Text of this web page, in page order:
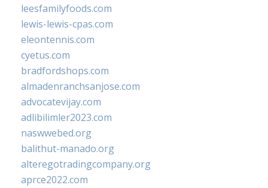
leesfamilyfoods.com
lewis-lewis-cpas.com
eleontennis.com
cyetus.com
bradfordshops.com
almadenranchsanjose.com
advocatevijay.com
adlibilimler2023.com
naswwebed.org
balithut-manado.org
alteregotradingcompany.org
aprce2022.com